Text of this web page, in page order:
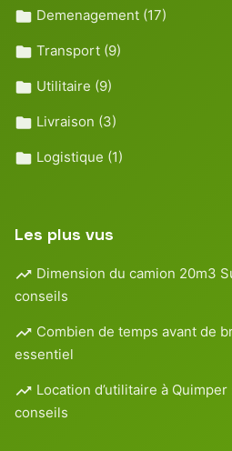
Demenagement (17)
Transport (9)
Utilitaire (9)
Livraison (3)
Logistique (1)
Les plus vus
Dimension du camion 20m3
conseils
Combien de temps avant de
essentiel
Location d’utilitaire à
conseils